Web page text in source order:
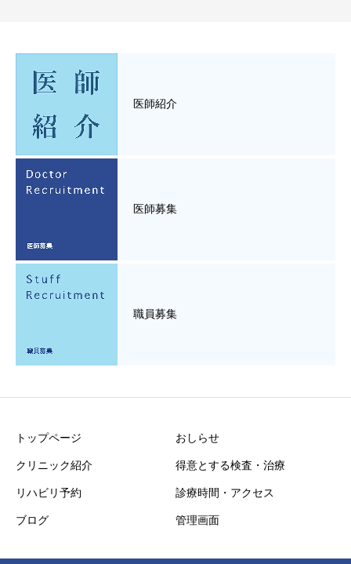
医師紹介
医師募集
職員募集
トップページ おしらせ
クリニック紹介 得意とする検査・治療
リハビリ予約 診療時間・アクセス
ブログ 管理画面